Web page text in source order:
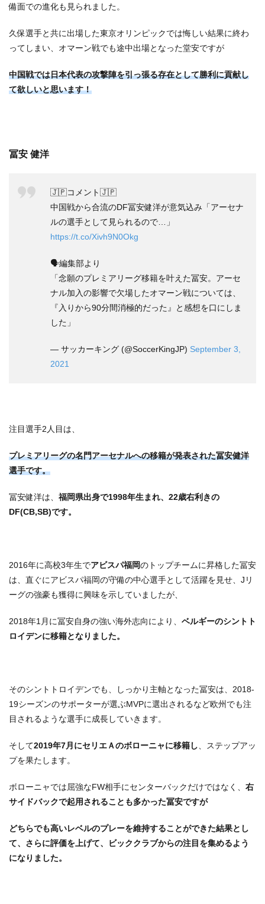
備面での進化も見られました。
久保選手と共に出場した東京オリンピックでは悔しい結果に終わ
ってしまい、オマーン戦でも途中出場となった堂安ですが
中国戦では日本代表の攻撃陣を引っ張る存在として勝利に貢献し
て欲しいと思います！
冨安 健洋
🇯🇵コメント🇯🇵
中国戦から合流のDF冨安健洋が意気込み「アーセナ
ルの選手として見られるので…」
https://t.co/Xivh9N0Okg
🗣編集部より
「念願のプレミアリーグ移籍を叶えた冨安。アーセ
ナル加入の影響で欠場したオマーン戦については、
『入りから90分間消極的だった』と感想を口にしま
した」
— サッカーキング (@SoccerKingJP) September 3,
2021
注目選手2人目は、
プレミアリーグの名門アーセナルへの移籍が発表された冨安健洋
選手です。
冨安健洋は、 福岡県出身で1998年生まれ、22歳右利きの
DF(CB,SB)です。
2016年に高校3年生でアビスパ福岡のトップチームに昇格した冨安
は、直ぐにアビスパ福岡の守備の中心選手として活躍を見せ、Jリ
ーグの強豪も獲得に興味を示していましたが、
2018年1月に冨安自身の強い海外志向により、 ベルギーのシントト
ロイデンに移籍となりました。
そのシントトロイデンでも、しっかり主軸となった冨安は、2018-
19シーズンのサポーターが選ぶMVPに選出されるなど欧州でも注
目されるような選手に成長していきます。
そして2019年7月にセリエＡのボローニャに移籍し 、ステップアッ
プを果たします。
ボローニャでは屈強なFW相手にセンターバックだけではなく、 右
サイドバックで起用されることも多かった冨安ですが
どちらでも高いレベルのプレーを維持することができた結果とし
て、さらに評価を上げて、ビッククラブからの注目を集めるよう
になりました。